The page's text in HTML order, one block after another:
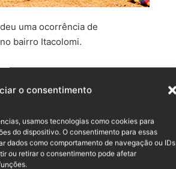
o consentimento
usamos tecnologias como cookies para
do dispositivo. O consentimento para essas
dados como comportamento de navegação ou IDs
ou retirar o consentimento pode afetar
uma ocorrência de
bairro Itacolomi.
em água salgada, sendo um